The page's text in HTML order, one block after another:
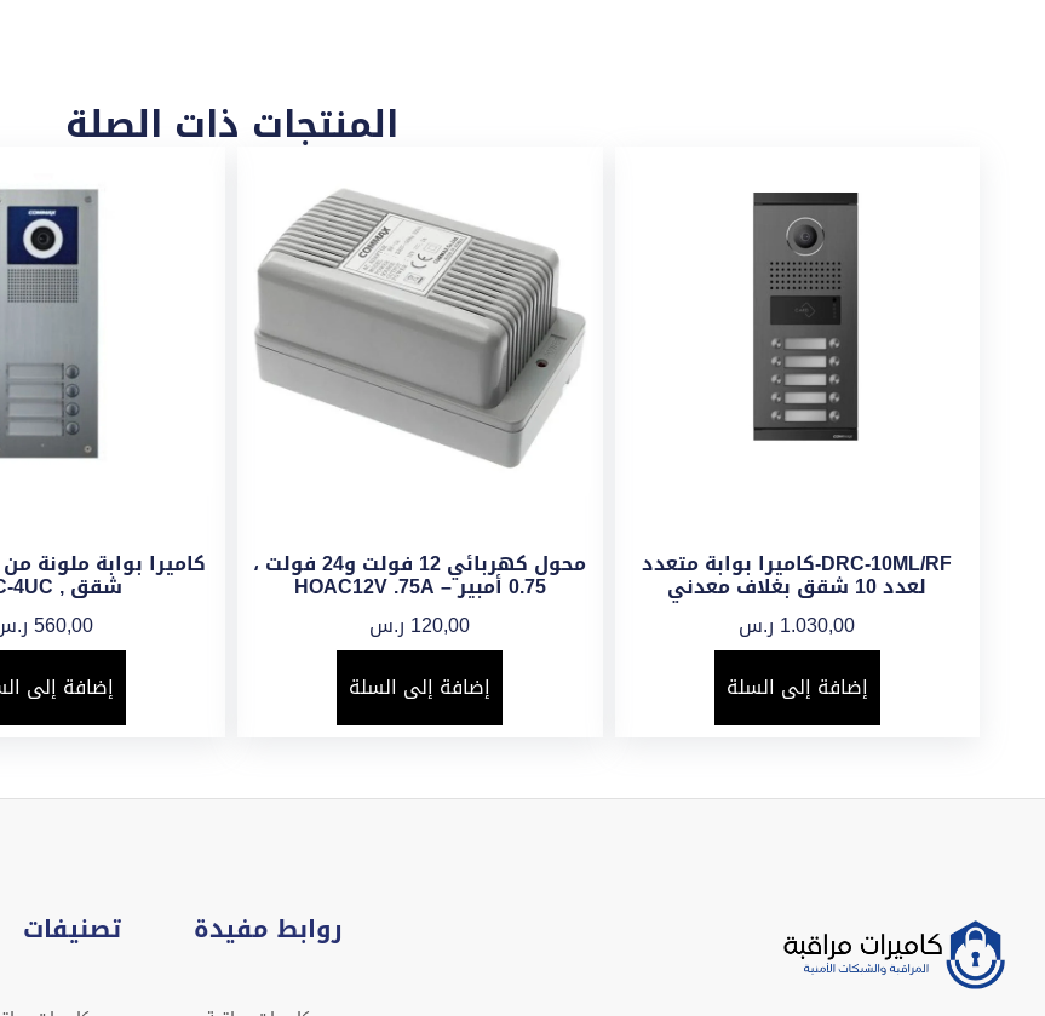
المنتجات ذات الصلة
DRC-10ML/RF-كاميرا بوابة متعدد
لعدد 10 شقق بغلاف معدني
1.030,00 ر.س
إضافة إلى السلة
محول كهربائي 12 فولت و24 فولت ،
0.75 أمبير – HOAC12V .75A
120,00 ر.س
إضافة إلى السلة
شقق , DRC-4UC
560,00
إضافة إلى
روابط مفيدة تصنيفات